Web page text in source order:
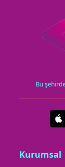
Bu
Kurumsal